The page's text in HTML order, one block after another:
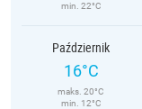
min. 22°C
Październik
16°C
maks. 20°C
min. 12°C